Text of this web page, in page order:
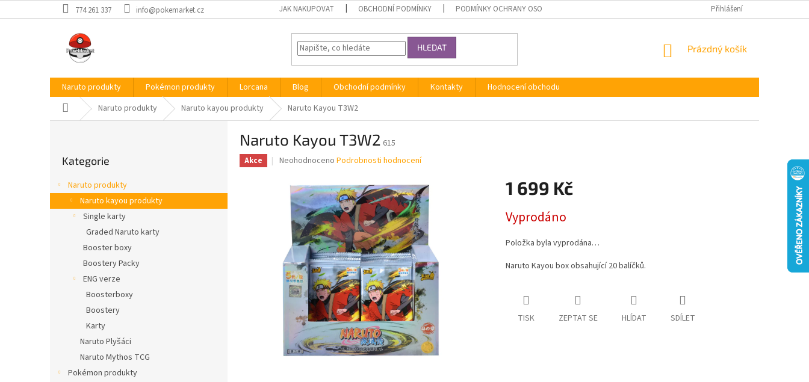
na
774 261 337 info@pokemarket.cz JAK NAKUPOVAT OBCHODNÍ PODMÍNKY PODMÍNKY OCHRANY OSOBNÍCH ÚDAJŮ Přihlášení
HLEDAT
NÁKUPNÍ
Prázdný košík
Naruto produkty Pokémon produkty Lorcana Blog Obchodní podmínky Kontakty
Hodnocení obchodu
Domů Naruto produkty Naruto kayou produkty Naruto Kayou T3W2
a
n
kategorie
Kategorie
Naruto produkty
Naruto kayou produkty
Single karty
Graded Naruto karty
Booster boxy
Boostery Packy
ENG verze
Boosterboxy
Boostery
Karty
Naruto Plyšáci
Naruto Mythos TCG
Pokémon produkty
Naruto Kayou T3W2 615
Akce
Průměrné
produktu
hvězdiček.
Neohodnoceno Podrobnosti hodnocení
1 699 Kč
cena:
Vyprodáno
Položka byla vyprodána…
Naruto Kayou box obsahující 20 balíčků.
TISK ZEPTAT SE HLÍDAT SDÍLET